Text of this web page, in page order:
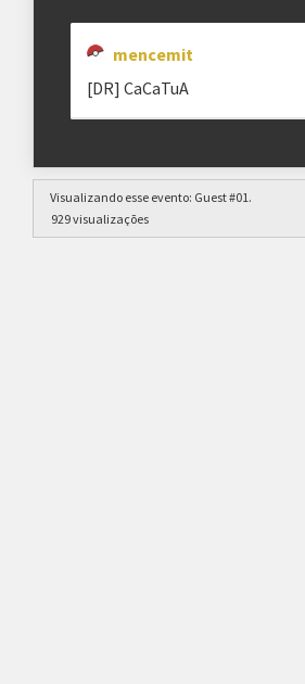
mencemit
[DR] CaCaTuA
Visualizando esse evento: Guest #01.
929 visualizações